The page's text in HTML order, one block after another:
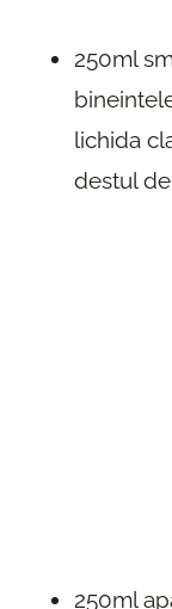
250ml
lichida
destul
250ml